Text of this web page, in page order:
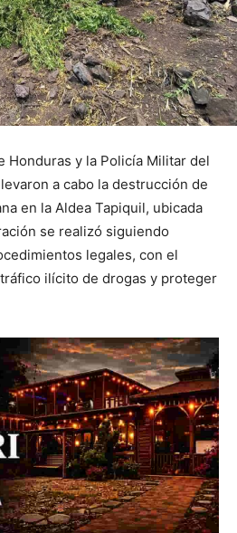
Honduras y la Policía Militar del
a cabo la destrucción de
en la Aldea Tapiquil, ubicada
se realizó siguiendo
legales, con el
ilícito de drogas y proteger